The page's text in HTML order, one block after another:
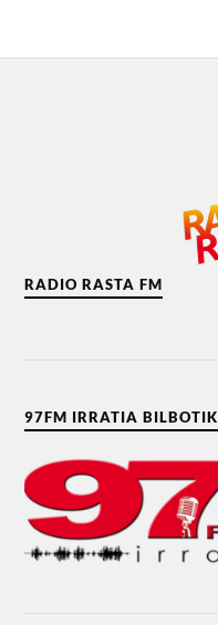
RADIO RASTA FM
97FM IRRATIA BILBOTIK